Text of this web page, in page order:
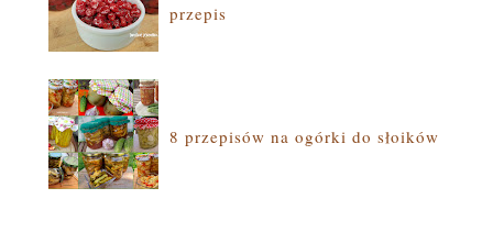
przepis
8 przepisów na ogórki do słoików